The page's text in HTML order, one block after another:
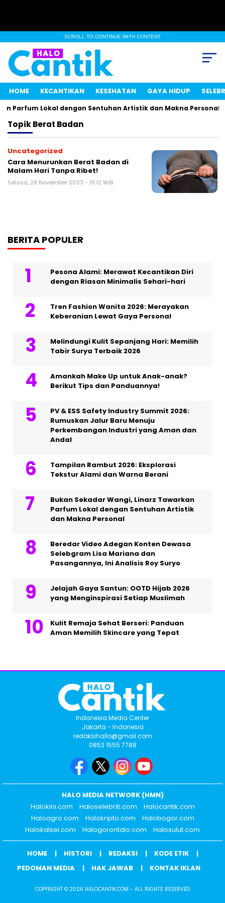
SCROLL TO CONTINUE WITH CONTENT
HOME KECANTIKAN KESEHATAN GAYA HIDUP
Parfum Lokal dengan Sentuhan Artistik dan Makna Personal
TopikBerat Badan
Uncategorized
Cara Menurunkan Berat Badan di
Malam Hari Tanpa Ribet!
Selasa, 28 November 2023 - 19:12 WIB
BERITA POPULER
Pesona Alami: Merawat Kecantikan Diri
dengan Riasan Minimalis Sehari-hari
Tren Fashion Wanita 2026: Merayakan
Keberanian Lewat Gaya Personal
Melindungi Kulit Sepanjang Hari: Memilih
Tabir Surya Terbaik 2026
Amankah Make Up untuk Anak-anak?
Berikut Tips dan Panduannya!
PV & ESS Safety Industry Summit 2026:
Rumuskan Jalur Baru Menuju
Perkembangan Industri yang Aman dan
Andal
Tampilan Rambut 2026: Eksplorasi
Tekstur Alami dan Warna Berani
Bukan Sekadar Wangi, Linarz Tawarkan
Parfum Lokal dengan Sentuhan Artistik
dan Makna Personal
Beredar Video Adegan Konten Dewasa
Selebgram Lisa Mariana dan
Pasangannya, Ini Analisis Roy Suryo
Jelajah Gaya Santun: OOTD Hijab 2026
yang Menginspirasi Setiap Muslimah
Kulit Remaja Sehat Berseri: Panduan
Aman Memilih Skincare yang Tepat
Indonesia Media Center
Jakarta - Indonesia
redaksihallo@gmail.com
0853 1555 7788
HALO MEDIA NETWORK (HMN)
Halokini.com
Haloselebriti.com
Halocantik.com
Haloagro.com
Halokripto.com
Halobogor.com
Halokalsel.com
Halogorontalo.com Halosulut.com
HOME HISTORI REDAKSI
KODE ETIK
PEDOMAN MEDIA
HAK JAWAB KONTAK IKLAN
COPYRIGHT © 2026 HALOCANTIK.COM - ALL RIGHTS RESERVED